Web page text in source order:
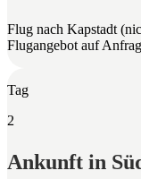
Flug nach Kapstadt
Flugangebot auf
Tag
2
Ankunft in